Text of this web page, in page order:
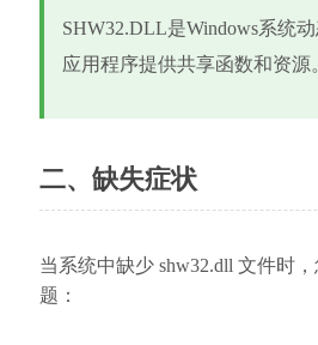
SHW32.DLL是Windows系统
应用程序提供共享函数和资源
二、缺失症状
当系统中缺少 shw32.dll 文件时
题：